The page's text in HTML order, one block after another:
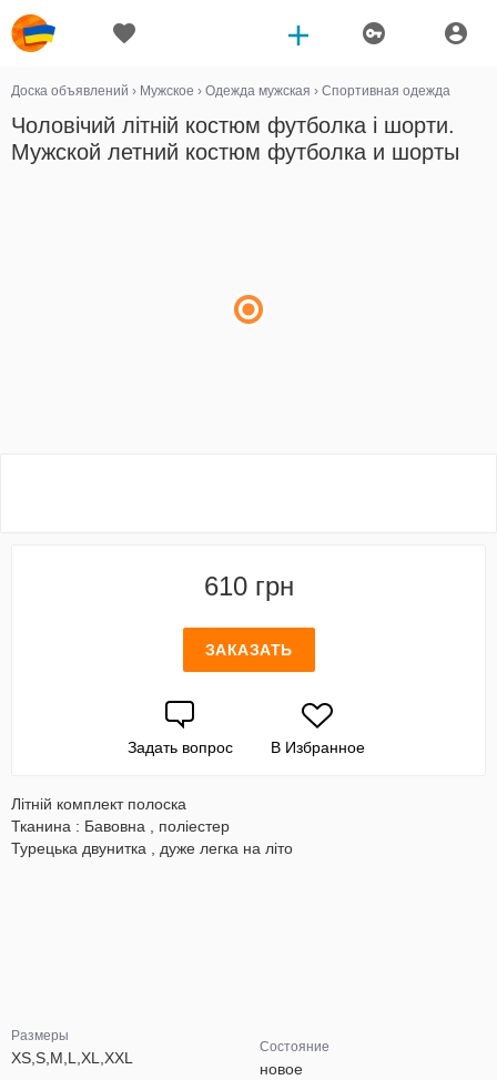
Доска объявлений › Мужское › Одежда мужская › Спортивная одежда
Чоловічий літній костюм футболка і шорти.
Мужской летний костюм футболка и шорты
610 грн
ЗАКАЗАТЬ
Задать вопрос В Избранное
Літній комплект полоска
Тканина : Бавовна , поліестер
Турецька двунитка , дуже легка на літо
Размеры
XS,S,M,L,XL,XXL
Состояние
новое